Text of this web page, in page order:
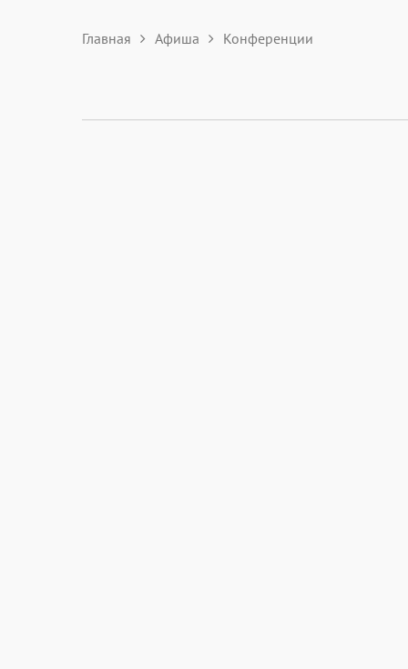
Главная Афиша Конференции